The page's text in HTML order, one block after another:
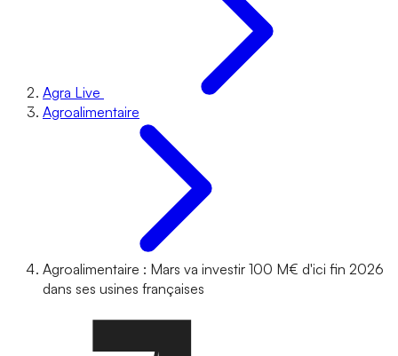
Agra Live
Agroalimentaire
Agroalimentaire : Mars va investir 100 M€ d'ici fin 2026
dans ses usines françaises